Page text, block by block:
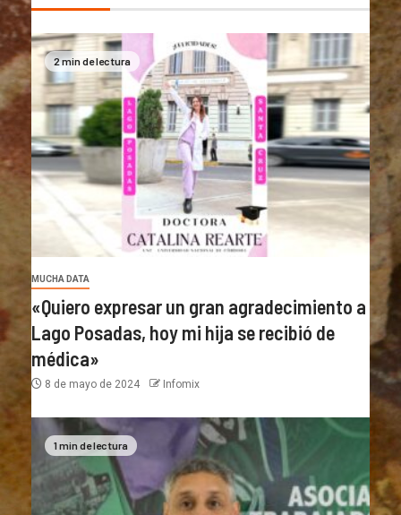
2 min de lectura
MUCHA DATA
«Quiero expresar un gran agradecimiento a
Lago Posadas, hoy mi hija se recibió de
médica»
8 de mayo de 2024 Infomix
1 min de lectura